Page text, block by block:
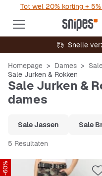
Tot wel 20% korting +
Snelle
Homepage Dames
Sale Jurken & Rokken
Sale Jurken &
dames
Sale Jassen Sale
5 Resultaten
-60%